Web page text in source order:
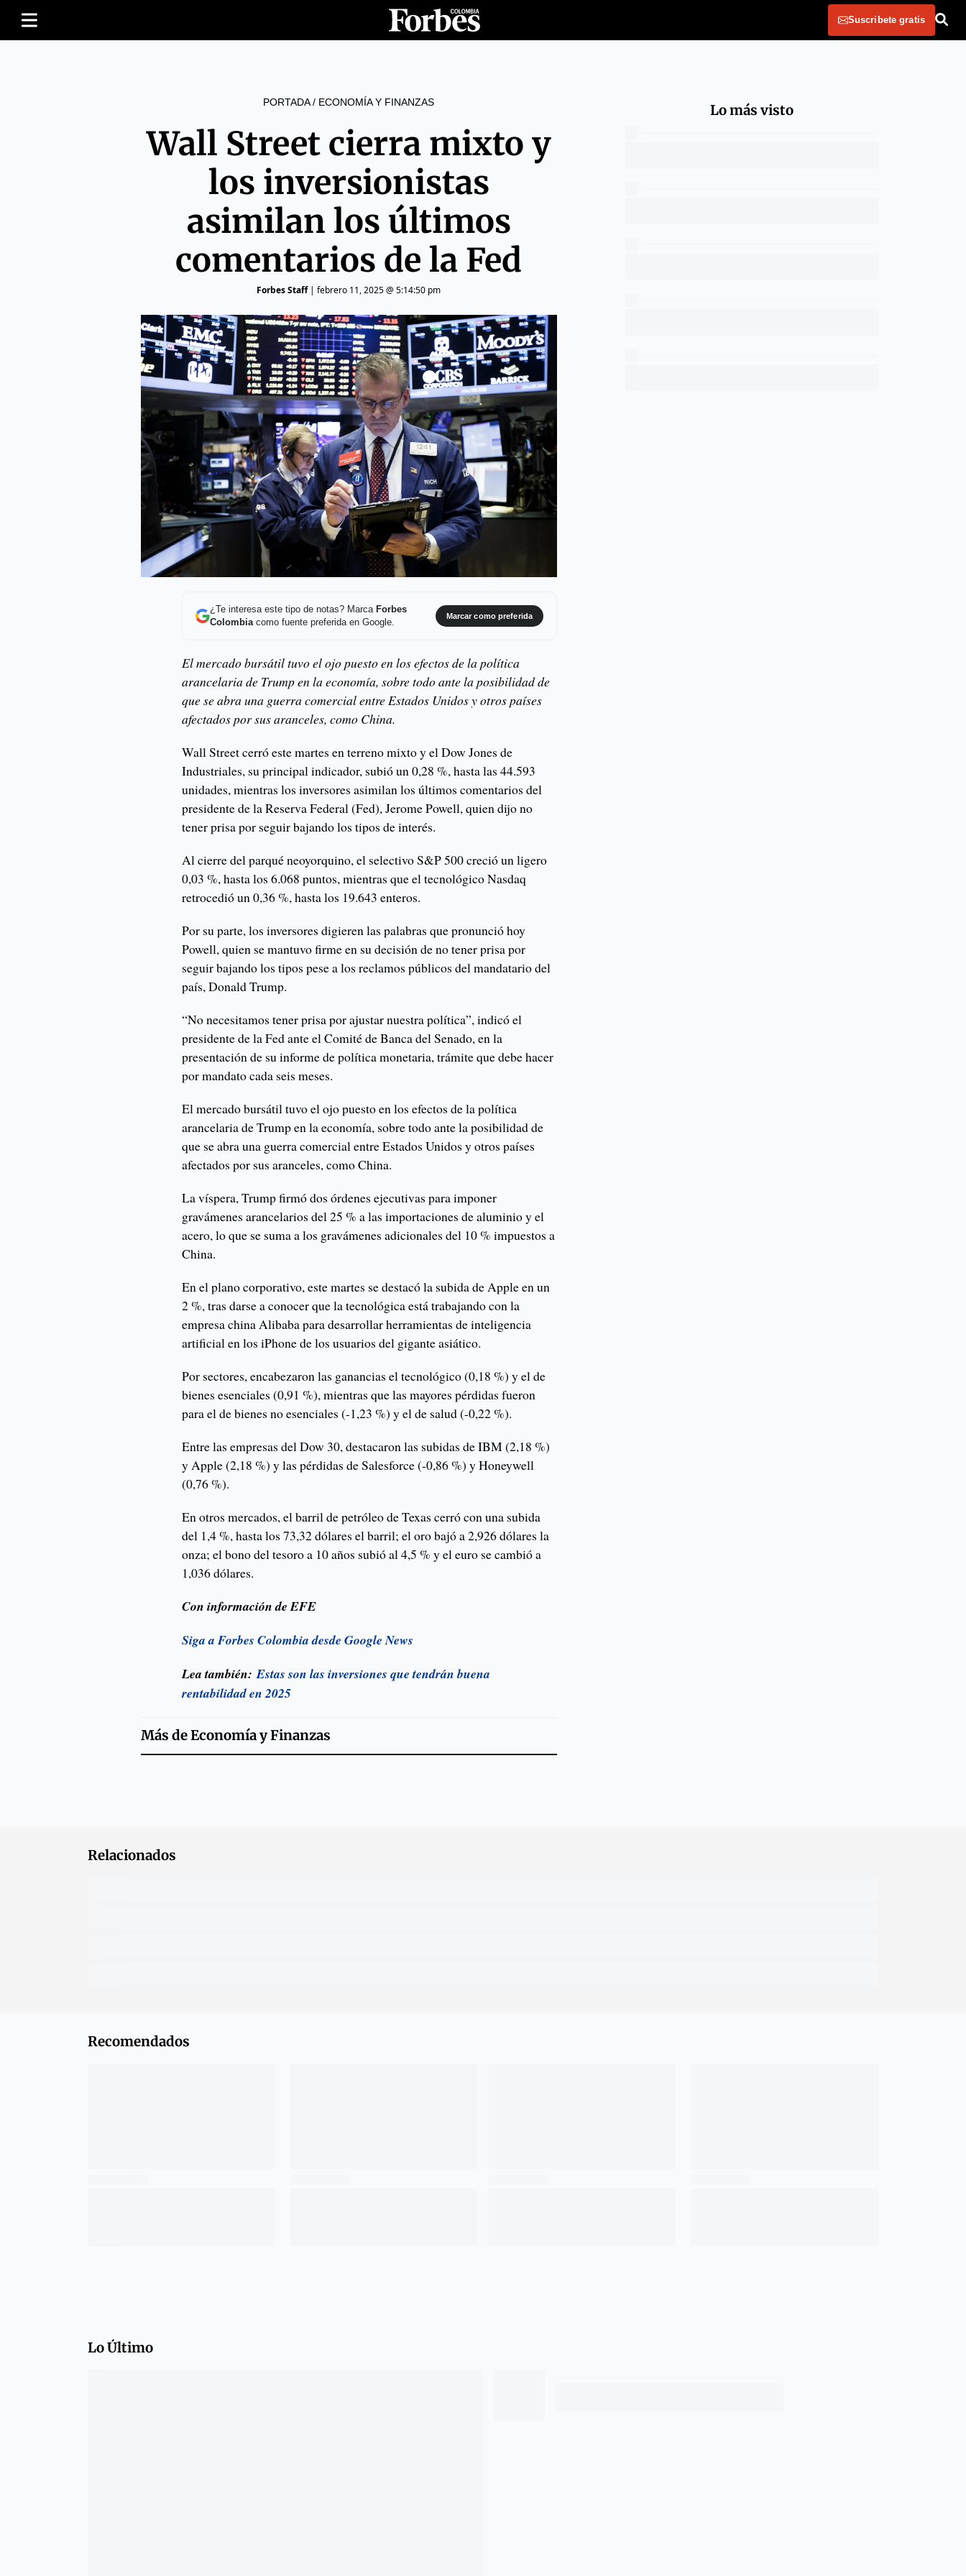
Suscribete gratis
PORTADA/ ECONOMÍA Y FINANZAS
Wall Street cierra mixto y
los inversionistas
asimilan los últimos
comentarios de la Fed
Forbes Staff| febrero 11, 2025 @ 5:14:50 pm
¿Te interesa este tipo de notas? Marca Forbes
Colombiacomo fuente preferida en Google.
Marcar como preferida
El mercado bursátil tuvo el ojo puesto en los efectos de la política
arancelaria de Trump en la economía, sobre todo ante la posibilidad de
que se abra una guerra comercial entre Estados Unidos y otros países
afectados por sus aranceles, como China.
Wall Street cerró este martes en terreno mixto y el Dow Jones de
Industriales, su principal indicador, subió un 0,28 %, hasta las 44.593
unidades, mientras los inversores asimilan los últimos comentarios del
presidente de la Reserva Federal (Fed), Jerome Powell, quien dijo no
tener prisa por seguir bajando los tipos de interés.
Al cierre del parqué neoyorquino, el selectivo S&P 500 creció un ligero
0,03 %, hasta los 6.068 puntos, mientras que el tecnológico Nasdaq
retrocedió un 0,36 %, hasta los 19.643 enteros.
Por su parte, los inversores digieren las palabras que pronunció hoy
Powell, quien se mantuvo firme en su decisión de no tener prisa por
seguir bajando los tipos pese a los reclamos públicos del mandatario del
país, Donald Trump.
“No necesitamos tener prisa por ajustar nuestra política”, indicó el
presidente de la Fed ante el Comité de Banca del Senado, en la
presentación de su informe de política monetaria, trámite que debe hacer
por mandato cada seis meses.
El mercado bursátil tuvo el ojo puesto en los efectos de la política
arancelaria de Trump en la economía, sobre todo ante la posibilidad de
que se abra una guerra comercial entre Estados Unidos y otros países
afectados por sus aranceles, como China.
La víspera, Trump firmó dos órdenes ejecutivas para imponer
gravámenes arancelarios del 25 % a las importaciones de aluminio y el
acero, lo que se suma a los gravámenes adicionales del 10 % impuestos a
China.
En el plano corporativo, este martes se destacó la subida de Apple en un
2 %, tras darse a conocer que la tecnológica está trabajando con la
empresa china Alibaba para desarrollar herramientas de inteligencia
artificial en los iPhone de los usuarios del gigante asiático.
Por sectores, encabezaron las ganancias el tecnológico (0,18 %) y el de
bienes esenciales (0,91 %), mientras que las mayores pérdidas fueron
para el de bienes no esenciales (-1,23 %) y el de salud (-0,22 %).
Entre las empresas del Dow 30, destacaron las subidas de IBM (2,18 %)
y Apple (2,18 %) y las pérdidas de Salesforce (-0,86 %) y Honeywell
(0,76 %).
En otros mercados, el barril de petróleo de Texas cerró con una subida
del 1,4 %, hasta los 73,32 dólares el barril; el oro bajó a 2,926 dólares la
onza; el bono del tesoro a 10 años subió al 4,5 % y el euro se cambió a
1,036 dólares.
Con información de EFE
Siga a Forbes Colombia desde Google News
Lea también:Estas son las inversiones que tendrán buena
rentabilidad en 2025
Más deEconomía y Finanzas
Lo más visto
Relacionados
Recomendados
Lo Último